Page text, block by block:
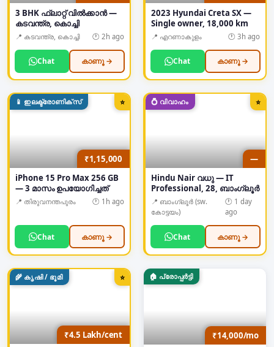
3 BHK ഫ്ലാറ്റ് വിൽക്കാൻ —
കടവന്ത്ര, കൊച്ചി
📍 കടവന്ത്ര, കൊച്ചി 🕐 2h ago
Chat കാണൂ →
2023 Hyundai Creta SX —
Single owner, 18,000 km
📍 എറണാകുളം 🕐 3h ago
Chat കാണൂ →
📱 ഇലക്ട്രോണിക്സ്
₹1,15,000
⭐
iPhone 15 Pro Max 256 GB
— 3 മാസം ഉപയോഗിച്ചത്
📍 തിരുവനന്തപുരം 🕐 1h ago
Chat കാണൂ →
💍 വിവാഹം
—
⭐
Hindu Nair വധു — IT
Professional, 28, ബാംഗ്ലൂർ
📍 ബാംഗ്ലൂർ (sw.
കോട്ടയം)
🕐 1 day
ago
Chat കാണൂ →
🌾 കൃഷി / ഭൂമി
₹4.5 Lakh/cent
⭐ 🏠 പ്രോപ്പർട്ടി
₹14,000/mo